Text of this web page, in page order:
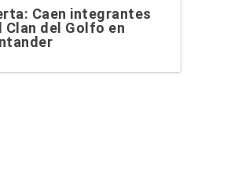
Caen integrantes
Clan del Golfo en